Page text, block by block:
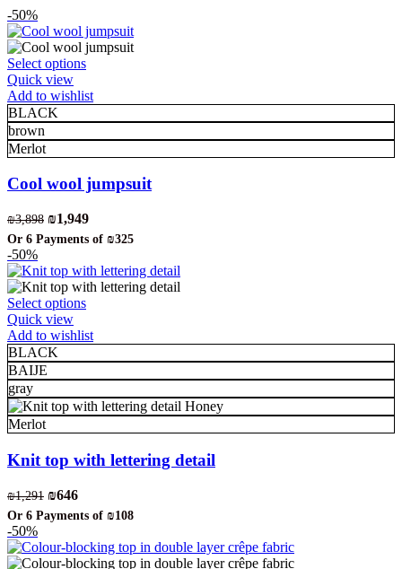
-50%
Select optionsThis
has
variants.
The
options
may
be
on
the
page
Quick view
Add to wishlist
BLACK
brown
Merlot
Cool wool jumpsuit
₪3,898 Original
price
was:
₪3,898.
₪1,949Current
price
₪1,949.
Or 6 Payments of ₪325
-50%
Select optionsThis
has
variants.
The
options
may
be
on
page
Quick view
Add to wishlist
BLACK
BAIJE
gray
Honey
Merlot
Knit top with lettering detail
₪1,291 Original
price
was:
₪1,291.
₪646Current
price
₪646.
Or 6 Payments of ₪108
-50%